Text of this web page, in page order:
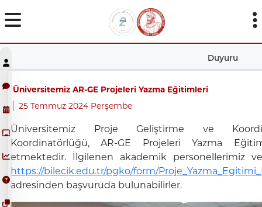
Duyuru
Üniversitemiz AR-GE Projeleri Yazma Eğitimleri
25 Temmuz 2024 Perşembe
Üniversitemiz Proje Geliştirme ve
Koordinatörlüğü, AR-GE Projeleri Yazma
etmektedir. İlgilenen akademik personellerimiz
https://bilecik.edu.tr/pgko/form/
adresinden başvuruda bulunabilirler.